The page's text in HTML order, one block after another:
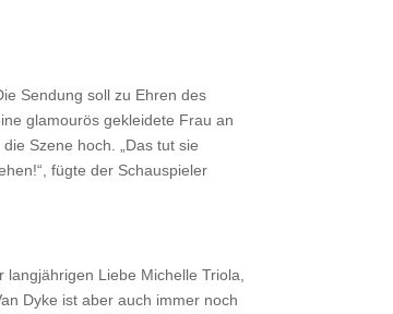
Sendung soll zu Ehren des
glamourös gekleidete Frau an
Szene hoch. „Das tut sie
fügte der Schauspieler
Liebe Michelle Triola,
Dyke ist aber auch immer noch